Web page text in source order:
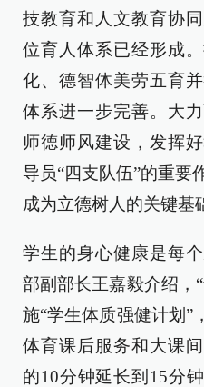
技教育和人文教育协
位育人体系已经形成
化、德智体美劳五育
体系进一步完善。大
师德师风建设，发挥
导员“四支队伍”的重要
成为立德树人的关键基
学生的身心健康是每
部副部长王嘉毅介绍，
施“学生体质强健计划”
体育课后服务和大课
的10分钟延长到15分